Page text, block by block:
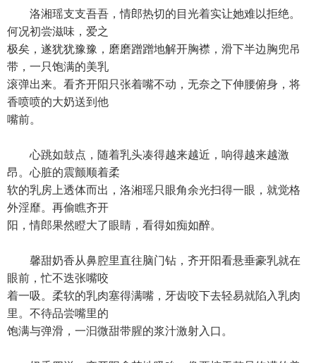
洛湘瑶支支吾吾，情郎热切的目光着实让她难以拒绝。
何况初尝滋味，爱之
极矣，遂犹犹豫豫，磨磨蹭蹭地解开胸襟，滑下半边胸兜吊
带，一只饱满的美乳
滚弹出来。看齐开阳只张着嘴不动，无奈之下伸腰俯身，将
香喷喷的大奶送到他
嘴前。
心跳如鼓点，随着乳头凑得越来越近，响得越来越激
昂。心脏的震颤顺着柔
软的乳房上透体而出，洛湘瑶只眼角余光扫得一眼，就觉格
外淫靡。再偷瞧齐开
阳，情郎果然瞪大了眼睛，看得如痴如醉。
馨甜奶香从鼻腔里直往脑门钻，齐开阳看悬垂豪乳就在
眼前，忙不迭张嘴咬
着一吸。柔软的乳肉塞得满嘴，牙齿咬下去轻易就陷入乳肉
里。不待品尝嘴里的
饱满与弹滑，一汩微甜带腥的浆汁激射入口。